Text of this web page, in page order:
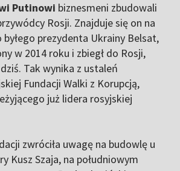
Putinowi biznesmeni zbudowali
Rosji. Znajduje się on na
byłego prezydenta Ukrainy Belsat,
w 2014 roku i zbiegł do Rosji,
Tak wynika z ustaleń
Fundacji Walki z Korupcją,
już lidera rosyjskiej
zwróciła uwagę na budowlę u
Kusz Szaja, na południowym